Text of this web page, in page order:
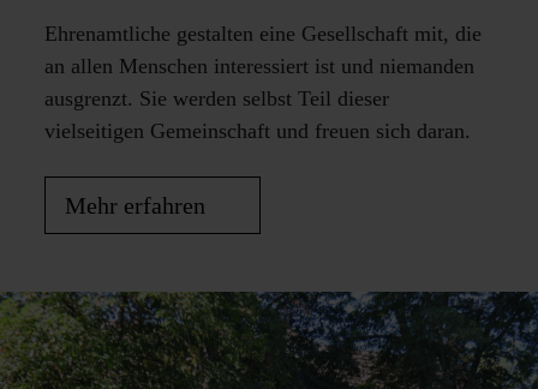
Ehrenamtliche gestalten eine Gesellschaft mit, die
an allen Menschen interessiert ist und niemanden
ausgrenzt. Sie werden selbst Teil dieser
vielseitigen Gemeinschaft und freuen sich daran.
Mehr erfahren